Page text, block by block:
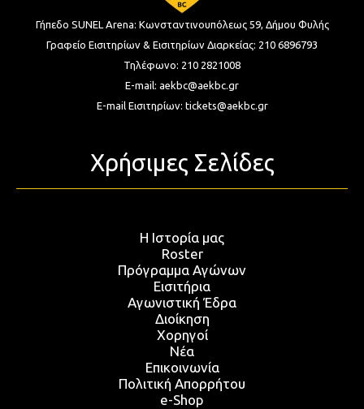
Γήπεδο SUNEL Arena: Κωνσταντινουπόλεως 59, Δήμου Φυλής
Γραφείο Εισιτηρίων & Εισιτηρίων Διαρκείας: 210 6896793
Τηλέφωνο: 210 2821008
E-mail: aekbc@aekbc.gr
E-mail Εισιτηρίων: tickets@aekbc.gr
Χρήσιμες Σελίδες
Η Ιστορία μας
Roster
Πρόγραμμα Αγώνων
Εισιτήρια
Αγωνιστική Έδρα
Διοίκηση
Χορηγοί
Νέα
Επικοινωνία
Πολιτική Απορρήτου
e-Shop